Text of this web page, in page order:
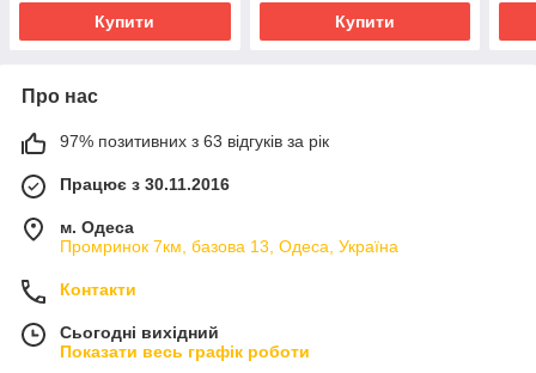
Купити Купити
Про нас
97% позитивних з 63 відгуків за рік
Працює з 30.11.2016
м. Одеса
Промринок 7км, базова 13, Одеса, Україна
Контакти
Сьогодні вихідний
Показати весь графік роботи